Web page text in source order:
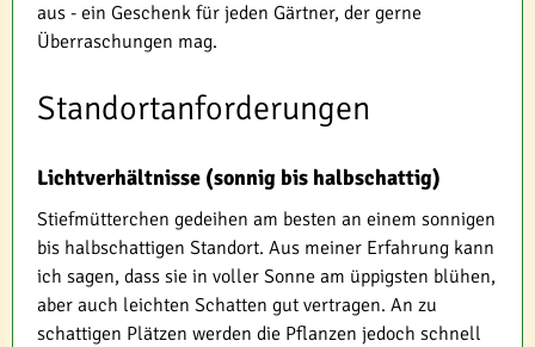
aus - ein Geschenk für jeden Gärtner, der gerne
Überraschungen mag.
Standortanforderungen
Lichtverhältnisse (sonnig bis halbschattig)
Stiefmütterchen gedeihen am besten an einem sonnigen
bis halbschattigen Standort. Aus meiner Erfahrung kann
ich sagen, dass sie in voller Sonne am üppigsten blühen,
aber auch leichten Schatten gut vertragen. An zu
schattigen Plätzen werden die Pflanzen jedoch schnell